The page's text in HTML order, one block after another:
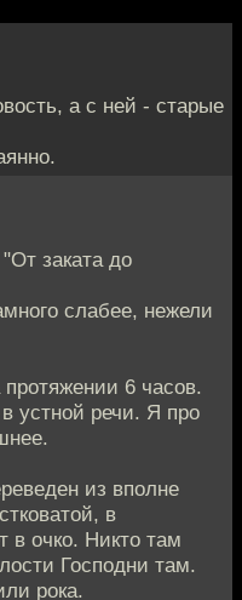
а с ней - старые
заката до
слабее, нежели
6 часов.
устной речи. Я про
из вполне
в
в очко. Никто там
Господни там.
рока.